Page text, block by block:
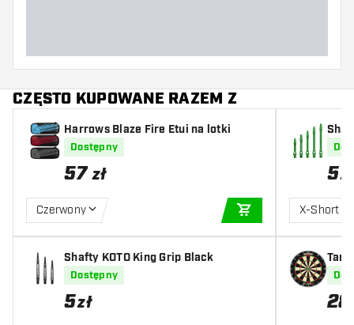
CZĘSTO KUPOWANE RAZEM Z
Harrows Blaze Fire Etui na lotki
Dostępny
57 zł
Czerwony
DODAJ DO
Shafty KOTO King Grip Black
Dostępny
5zł
en
5zł
X-Short
ne